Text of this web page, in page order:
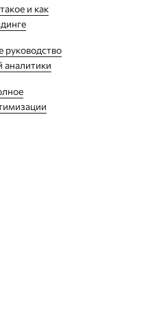
и как
руководство
аналитики